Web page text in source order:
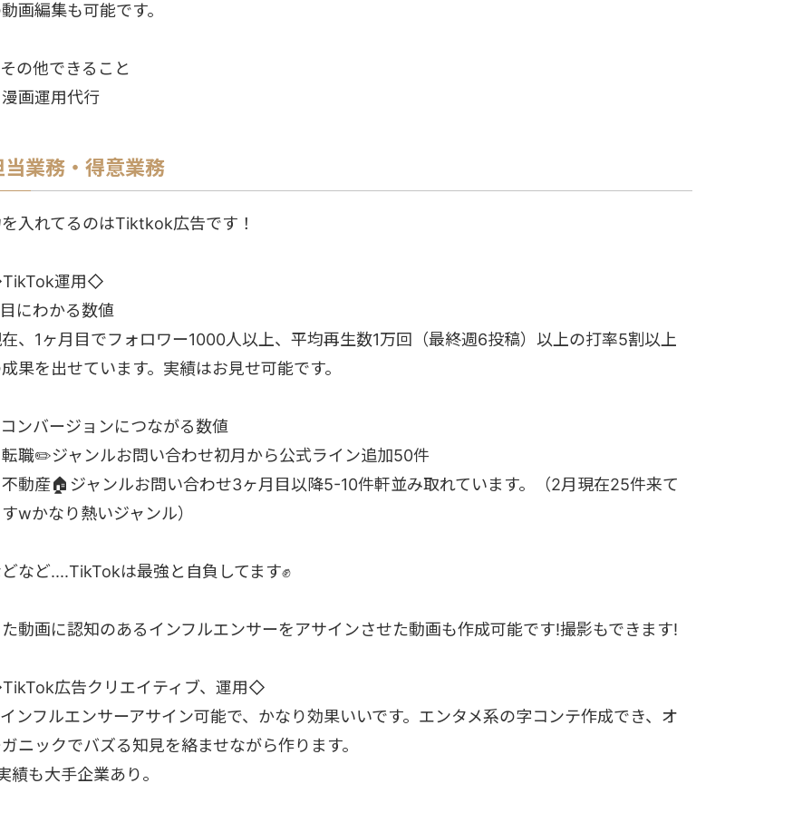
画編集も可能です。
の他できること
画運用代行
当業務・得意業務
入れてるのはTiktkok広告です！
運用◇
にわかる数値
、1ヶ月目でフォロワー1000人以上、平均再生数1万回（最終週6投稿）以上の打率5割以上
果を出せています。実績はお見せ可能です。
ンバージョンにつながる数値
職✏️ジャンルお問い合わせ初月から公式ライン追加50件
動産🏠ジャンルお問い合わせ3ヶ月目以降5-10件軒並み取れています。（2月現在25件来て
wかなり熱いジャンル）
など....TikTokは最強と自負してます✊
動画に認知のあるインフルエンサーをアサインさせた動画も作成可能です!撮影もできます!
広告クリエイティブ、運用◇
ンフルエンサーアサイン可能で、かなり効果いいです。エンタメ系の字コンテ作成でき、オ
ニックでバズる知見を絡ませながら作ります。
績も大手企業あり。